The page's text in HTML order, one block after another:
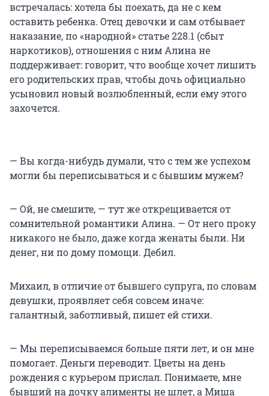
встречалась: хотела бы поехать, да не с кем
оставить ребенка. Отец девочки и сам отбывает
наказание, по «народной» статье 228.1 (сбыт
наркотиков), отношения с ним Алина не
поддерживает: говорит, что вообще хочет лишить
его родительских прав, чтобы дочь официально
усыновил новый возлюбленный, если ему этого
захочется.
— Вы когда-нибудь думали, что с тем же успехом
могли бы переписываться и с бывшим мужем?
— Ой, не смешите, — тут же открещивается от
сомнительной романтики Алина. — От него проку
никакого не было, даже когда женаты были. Ни
денег, ни по дому помощи. Дебил.
Михаил, в отличие от бывшего супруга, по словам
девушки, проявляет себя совсем иначе:
галантный, заботливый, пишет ей стихи.
— Мы переписываемся больше пяти лет, и он мне
помогает. Деньги переводит. Цветы на день
рождения с курьером прислал. Понимаете, мне
бывший на дочку алименты не шлет, а Миша